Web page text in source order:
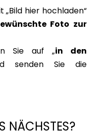
„Bild hier hochladen“
Foto zur
Sie auf „in den
senden Sie die
NÄCHSTES?